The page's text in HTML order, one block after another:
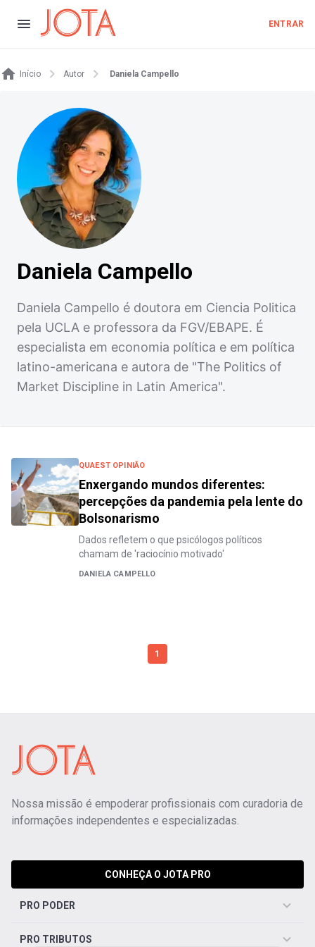
ENTRAR
Início Autor Daniela Campello
Daniela Campello
Daniela Campello é doutora em Ciencia Politica
pela UCLA e professora da FGV/EBAPE. É
especialista em economia política e em política
latino-americana e autora de "The Politics of
Market Discipline in Latin America".
QUAEST OPINIÃO
Enxergando mundos diferentes:
percepções da pandemia pela lente do
Bolsonarismo
Dados refletem o que psicólogos políticos
chamam de 'raciocínio motivado'
DANIELA CAMPELLO
1
Nossa missão é empoderar profissionais com curadoria de
informações independentes e especializadas.
CONHEÇA O JOTA PRO
PRO PODER
PRO TRIBUTOS